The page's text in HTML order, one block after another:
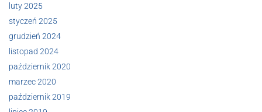
luty 2025
styczeń 2025
grudzień 2024
listopad 2024
październik 2020
marzec 2020
październik 2019